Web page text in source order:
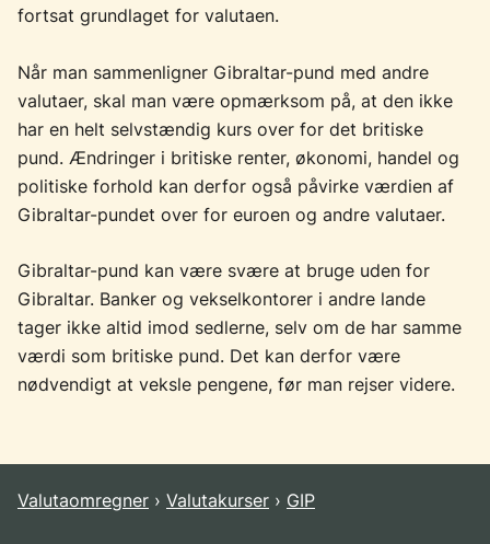
fortsat grundlaget for valutaen.
Når man sammenligner Gibraltar-pund med andre
valutaer, skal man være opmærksom på, at den ikke
har en helt selvstændig kurs over for det britiske
pund. Ændringer i britiske renter, økonomi, handel og
politiske forhold kan derfor også påvirke værdien af
Gibraltar-pundet over for euroen og andre valutaer.
Gibraltar-pund kan være svære at bruge uden for
Gibraltar. Banker og vekselkontorer i andre lande
tager ikke altid imod sedlerne, selv om de har samme
værdi som britiske pund. Det kan derfor være
nødvendigt at veksle pengene, før man rejser videre.
Valutaomregner Valutakurser GIP